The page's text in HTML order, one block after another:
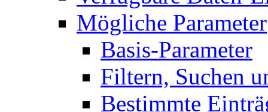
Mögliche Parameter
Basis-Parameter
Filtern, Suchen
Bestimmte